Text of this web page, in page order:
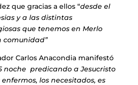
que gracias a ellos “desde el
y a las distintas
que tenemos en Merlo
comunidad”
Carlos Anacondia manifestó
noche predicando a Jesucristo
los necesitados, es